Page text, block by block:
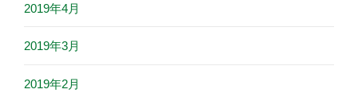
2019年4月
2019年3月
2019年2月